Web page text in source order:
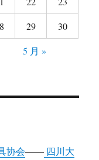
29
30
5 月 »
协会—— 四川大